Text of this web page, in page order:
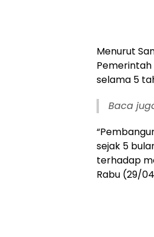
Menurut
selama 5
Baca
sejak 5
terhadap
Rabu (29/